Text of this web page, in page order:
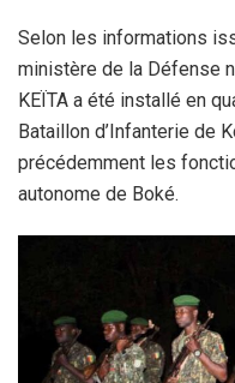
Selon les informations
ministère de la Défense
KEÏTA a été installé en
Bataillon d’Infanterie de
précédemment les
autonome de Boké.